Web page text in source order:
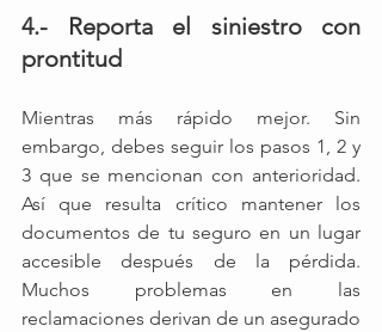
4.- Reporta el siniestro con
prontitud
Mientras más rápido mejor. Sin
embargo, debes seguir los pasos 1, 2 y
3 que se mencionan con anterioridad.
Así que resulta crítico mantener los
documentos de tu seguro en un lugar
accesible después de la pérdida.
Muchos problemas en las
reclamaciones derivan de un asegurado